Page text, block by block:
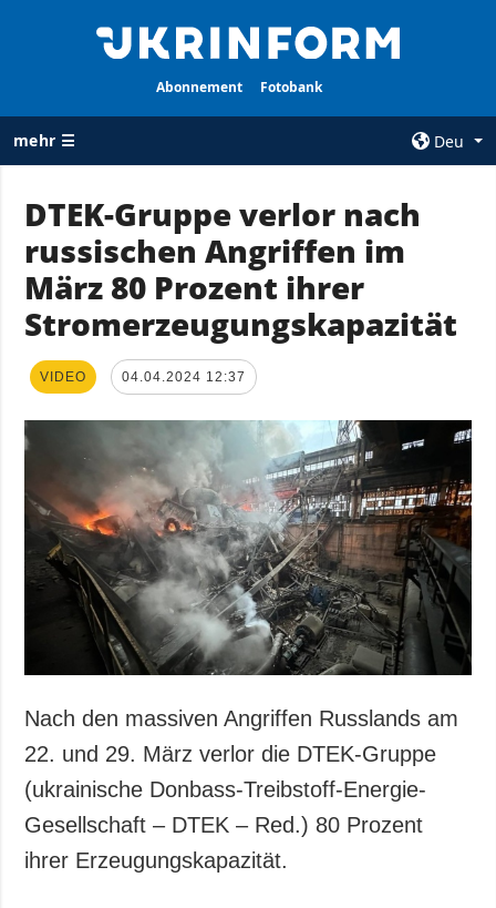
Abonnement Fotobank
mehr ☰
Deu
ALLE
RUBRIKEN
Krieg
Wiederaufbau
der Ukraine
Wirtschaft
Gesellschaft und
Kultur
Sport
Kriminalität
Notstand und
Notfälle
AGENTUR
Über uns
Kontakte
services
und zum Schutz
personenbezogener
Daten
ZUSÄTZLICH
Veröffentlichungen
Interview
Fotos
Video
LEISTUNGEN
Abonnement
Fotobank
DTEK-Gruppe verlor nach
russischen Angriffen im
März 80 Prozent ihrer
Stromerzeugungskapazität
VIDEO 04.04.2024 12:37
Nach den massiven Angriffen Russlands am
22. und 29. März verlor die DTEK-Gruppe
(ukrainische Donbass-Treibstoff-Energie-
Gesellschaft – DTEK – Red.) 80 Prozent
ihrer Erzeugungskapazität.